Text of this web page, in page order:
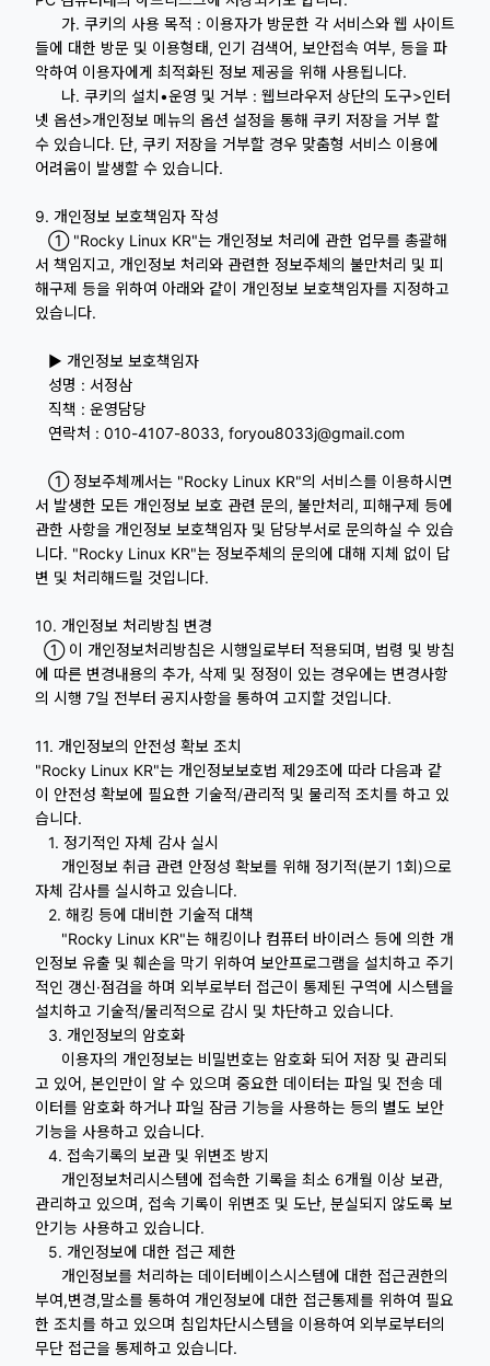
가. 쿠키의 사용 목적 : 이용자가 방문한 각 서비스와 웹 사이트
들에 대한 방문 및 이용형태, 인기 검색어, 보안접속 여부, 등을 파
악하여 이용자에게 최적화된 정보 제공을 위해 사용됩니다.
나. 쿠키의 설치•운영 및 거부 : 웹브라우저 상단의 도구>인터
넷 옵션>개인정보 메뉴의 옵션 설정을 통해 쿠키 저장을 거부 할
수 있습니다. 단, 쿠키 저장을 거부할 경우 맞춤형 서비스 이용에
어려움이 발생할 수 있습니다.
9. 개인정보 보호책임자 작성
① "Rocky Linux KR"는 개인정보 처리에 관한 업무를 총괄해
서 책임지고, 개인정보 처리와 관련한 정보주체의 불만처리 및 피
해구제 등을 위하여 아래와 같이 개인정보 보호책임자를 지정하고
있습니다.
▶ 개인정보 보호책임자
성명 : 서정삼
직책 : 운영담당
연락처 : 010-4107-8033, foryou8033j@gmail.com
① 정보주체께서는 "Rocky Linux KR"의 서비스를 이용하시면
서 발생한 모든 개인정보 보호 관련 문의, 불만처리, 피해구제 등에
관한 사항을 개인정보 보호책임자 및 담당부서로 문의하실 수 있습
니다. "Rocky Linux KR"는 정보주체의 문의에 대해 지체 없이 답
변 및 처리해드릴 것입니다.
10. 개인정보 처리방침 변경
① 이 개인정보처리방침은 시행일로부터 적용되며, 법령 및 방침
에 따른 변경내용의 추가, 삭제 및 정정이 있는 경우에는 변경사항
의 시행 7일 전부터 공지사항을 통하여 고지할 것입니다.
11. 개인정보의 안전성 확보 조치
"Rocky Linux KR"는 개인정보보호법 제29조에 따라 다음과 같
이 안전성 확보에 필요한 기술적/관리적 및 물리적 조치를 하고 있
습니다.
1. 정기적인 자체 감사 실시
개인정보 취급 관련 안정성 확보를 위해 정기적(분기 1회)으로
자체 감사를 실시하고 있습니다.
2. 해킹 등에 대비한 기술적 대책
"Rocky Linux KR"는 해킹이나 컴퓨터 바이러스 등에 의한 개
인정보 유출 및 훼손을 막기 위하여 보안프로그램을 설치하고 주기
적인 갱신·점검을 하며 외부로부터 접근이 통제된 구역에 시스템을
설치하고 기술적/물리적으로 감시 및 차단하고 있습니다.
3. 개인정보의 암호화
이용자의 개인정보는 비밀번호는 암호화 되어 저장 및 관리되
고 있어, 본인만이 알 수 있으며 중요한 데이터는 파일 및 전송 데
이터를 암호화 하거나 파일 잠금 기능을 사용하는 등의 별도 보안
기능을 사용하고 있습니다.
4. 접속기록의 보관 및 위변조 방지
개인정보처리시스템에 접속한 기록을 최소 6개월 이상 보관,
관리하고 있으며, 접속 기록이 위변조 및 도난, 분실되지 않도록 보
안기능 사용하고 있습니다.
5. 개인정보에 대한 접근 제한
개인정보를 처리하는 데이터베이스시스템에 대한 접근권한의
부여,변경,말소를 통하여 개인정보에 대한 접근통제를 위하여 필요
한 조치를 하고 있으며 침입차단시스템을 이용하여 외부로부터의
무단 접근을 통제하고 있습니다.